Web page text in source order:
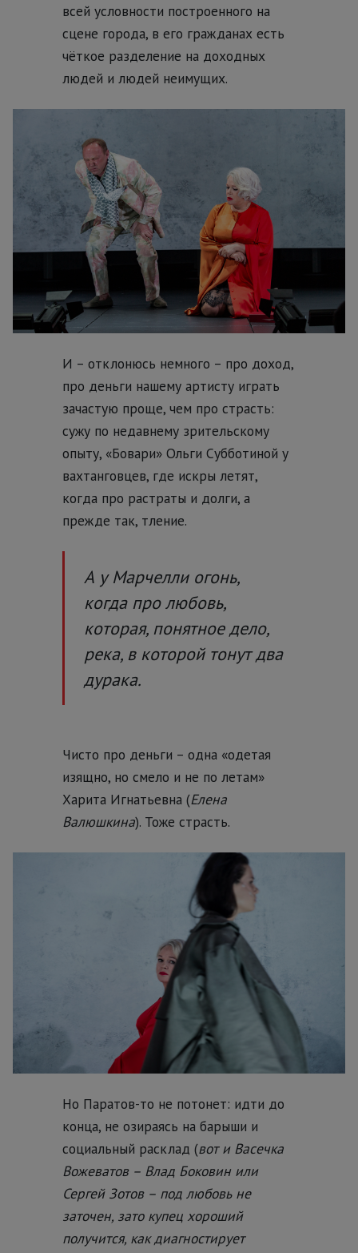
всей условности построенного на
сцене города, в его гражданах есть
чёткое разделение на доходных
людей и людей неимущих.
И – отклонюсь немного – про доход,
про деньги нашему артисту играть
зачастую проще, чем про страсть:
сужу по недавнему зрительскому
опыту, «Бовари» Ольги Субботиной у
вахтанговцев, где искры летят,
когда про растраты и долги, а
прежде так, тление.
А у Марчелли огонь,
когда про любовь,
которая, понятное дело,
река, в которой тонут два
дурака.
Чисто про деньги – одна «одетая
изящно, но смело и не по летам»
Харита Игнатьевна (Елена
Валюшкина). Тоже страсть.
Но Паратов-то не потонет: идти до
конца, не озираясь на барыши и
социальный расклад (вот и Васечка
Вожеватов – Влад Боковин или
Сергей Зотов – под любовь не
заточен, зато купец хороший
получится, как диагностирует